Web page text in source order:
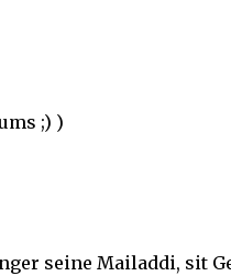
;) )
seine Mailaddi, sit